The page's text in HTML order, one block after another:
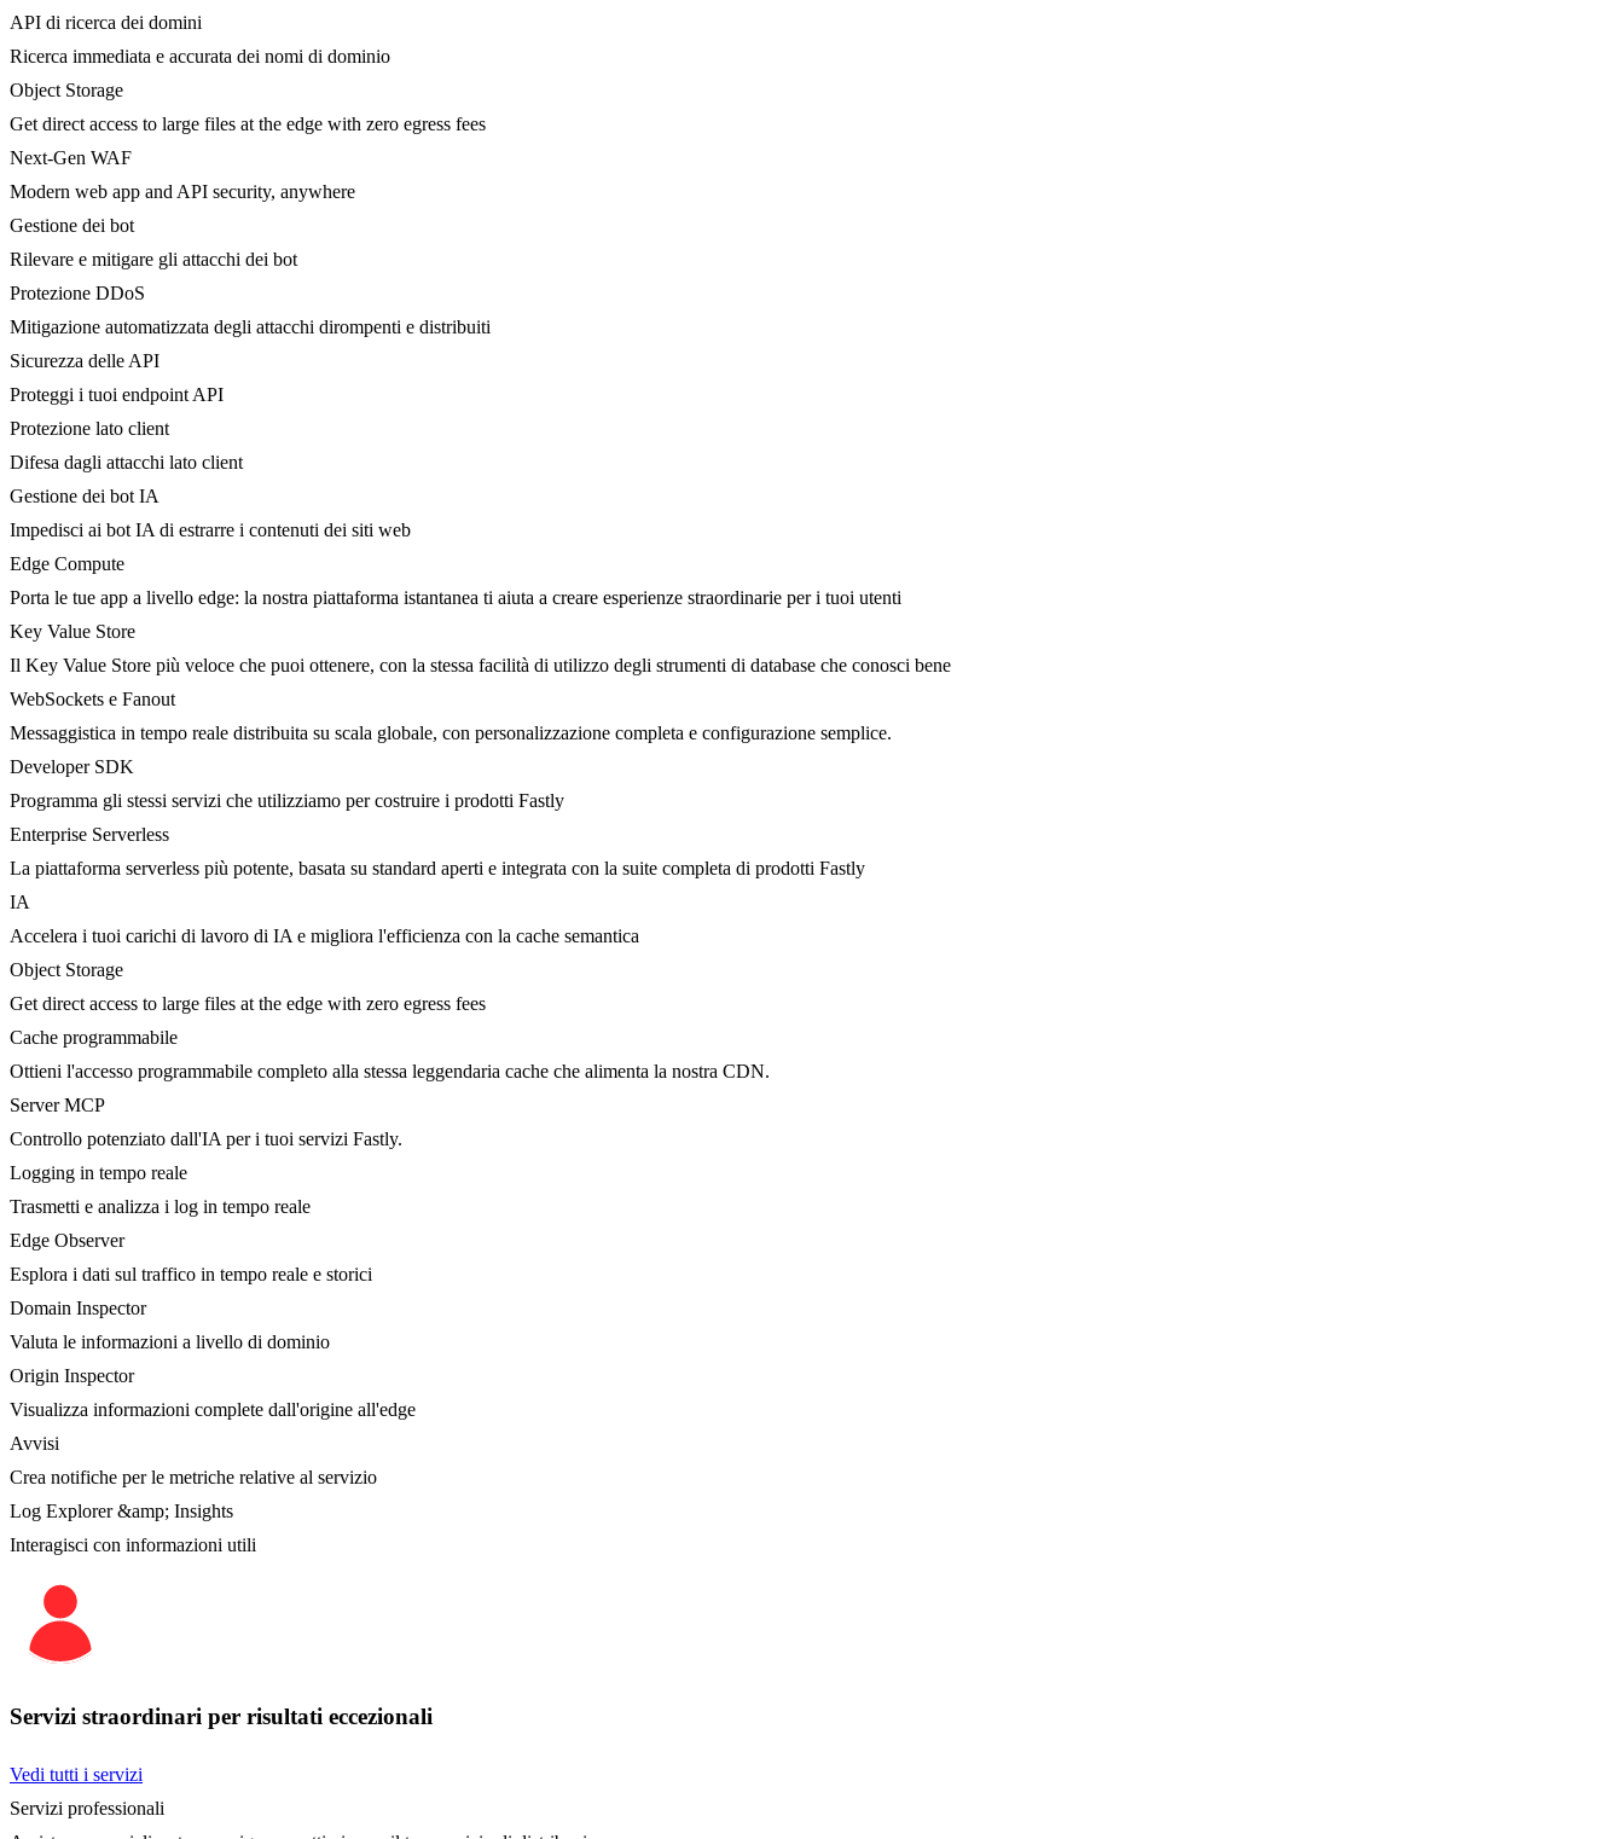
API di ricerca dei domini
Ricerca immediata e accurata dei nomi di dominio
Object Storage
Get direct access to large files at the edge with zero egress fees
Next-Gen WAF
Modern web app and API security, anywhere
Gestione dei bot
Rilevare e mitigare gli attacchi dei bot
Protezione DDoS
Mitigazione automatizzata degli attacchi dirompenti e distribuiti
Sicurezza delle API
Proteggi i tuoi endpoint API
Protezione lato client
Difesa dagli attacchi lato client
Gestione dei bot IA
Impedisci ai bot IA di estrarre i contenuti dei siti web
Edge Compute
Porta le tue app a livello edge: la nostra piattaforma istantanea ti aiuta a creare esperienze straordinarie per i tuoi utenti
Key Value Store
Il Key Value Store più veloce che puoi ottenere, con la stessa facilità di utilizzo degli strumenti di database che conosci bene
WebSockets e Fanout
Messaggistica in tempo reale distribuita su scala globale, con personalizzazione completa e configurazione semplice.
Developer SDK
Programma gli stessi servizi che utilizziamo per costruire i prodotti Fastly
Enterprise Serverless
La piattaforma serverless più potente, basata su standard aperti e integrata con la suite completa di prodotti Fastly
IA
Accelera i tuoi carichi di lavoro di IA e migliora l'efficienza con la cache semantica
Object Storage
Get direct access to large files at the edge with zero egress fees
Cache programmabile
Ottieni l'accesso programmabile completo alla stessa leggendaria cache che alimenta la nostra CDN.
Server MCP
Controllo potenziato dall'IA per i tuoi servizi Fastly.
Logging in tempo reale
Trasmetti e analizza i log in tempo reale
Edge Observer
Esplora i dati sul traffico in tempo reale e storici
Domain Inspector
Valuta le informazioni a livello di dominio
Origin Inspector
Visualizza informazioni complete dall'origine all'edge
Avvisi
Crea notifiche per le metriche relative al servizio
Log Explorer &amp; Insights
Interagisci con informazioni utili
Servizi straordinari per risultati eccezionali
Vedi tutti i servizi
Servizi professionali